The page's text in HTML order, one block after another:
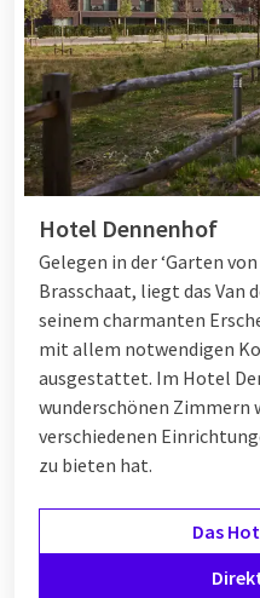
Hotel Dennenhof
Gelegen in der ‘Garten
Brasschaat, liegt das Van
seinem charmanten
mit allem notwendigen
ausgestattet. Im Hotel
wunderschönen Zimmern
verschiedenen
zu bieten hat.
Das